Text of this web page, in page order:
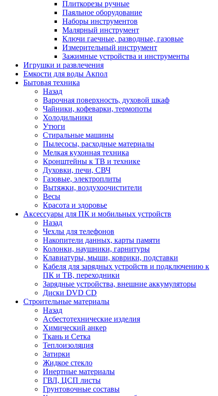
Плиткорезы ручные
Паяльное оборудование
Наборы инструментов
Малярный инструмент
Ключи гаечные, разводные, газовые
Измерительный инструмент
Зажимные устройства и инструменты
Игрушки и развлечения
Емкости для воды Акпол
Бытовая техника
Назад
Варочная поверхность, духовой шкаф
Чайники, кофеварки, термопоты
Холодильники
Утюги
Стиральные машины
Пылесосы, расходные материалы
Мелкая кухонная техника
Кронштейны к ТВ и технике
Духовки, печи, СВЧ
Газовые, электроплиты
Вытяжки, воздухоочистители
Весы
Красота и здоровье
Аксессуары для ПК и мобильных устройств
Назад
Чехлы для телефонов
Накопители данных, карты памяти
Колонки, наушники, гарнитуры
Клавиатуры, мыши, коврики, подставки
Кабеля для зарядных устройств и подключению к
ПК и ТВ, переходники
Зарядные устройства, внешние аккумуляторы
Диски DVD CD
Строительные материалы
Назад
Асбестотехнические изделия
Химический анкер
Ткань и Сетка
Теплоизоляция
Затирки
Жидкое стекло
Инертные материалы
ГВЛ, ЦСП листы
Грунтовочные составы